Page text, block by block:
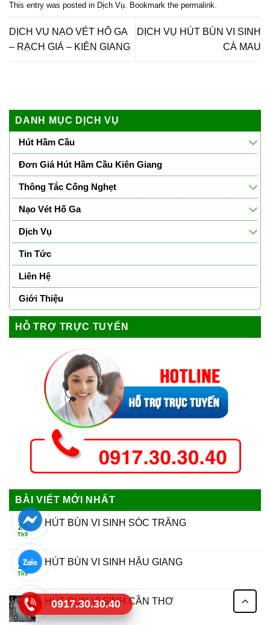
This entry was posted in Dịch Vụ. Bookmark the permalink.
DỊCH VỤ NẠO VÉT HỐ GA
– RẠCH GIÁ – KIÊN GIANG
DỊCH VỤ HÚT BÙN VI SINH
CÀ MAU
DANH MỤC DỊCH VỤ
Hút Hầm Cầu
Đơn Giá Hút Hầm Cầu Kiên Giang
Thông Tắc Cống Nghẹt
Nạo Vét Hố Ga
Dịch Vụ
Tin Tức
Liên Hệ
Giới Thiệu
HỖ TRỢ TRỰC TUYẾN
BÀI VIẾT MỚI NHẤT
24
Th9
HÚT BÙN VI SINH SÓC TRĂNG
24
Th9
HÚT BÙN VI SINH HẬU GIANG
HÚT BÙN VI SINH CẦN THƠ
0917.30.30.40